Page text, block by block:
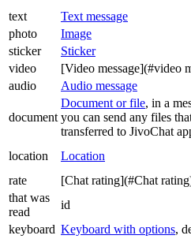
text
Text message
photo
Image
sticker
Sticker
video
[Video message](#video
audio
Audio message
document
Document or file, in a
you can send any files
transferred to JivoChat
location Location
rate
[Chat rating](#Chat
that was
read
id
keyboard Keyboard with options,